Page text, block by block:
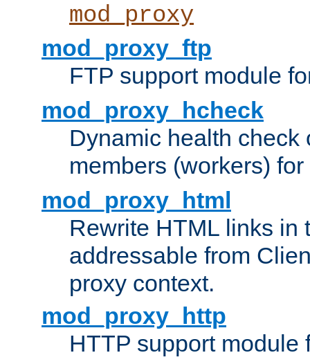
mod_proxy
mod_proxy_ftp
FTP support module
mod_proxy_hcheck
Dynamic health check
members (workers) for
mod_proxy_html
Rewrite HTML links in
addressable from
proxy context.
mod_proxy_http
HTTP support module